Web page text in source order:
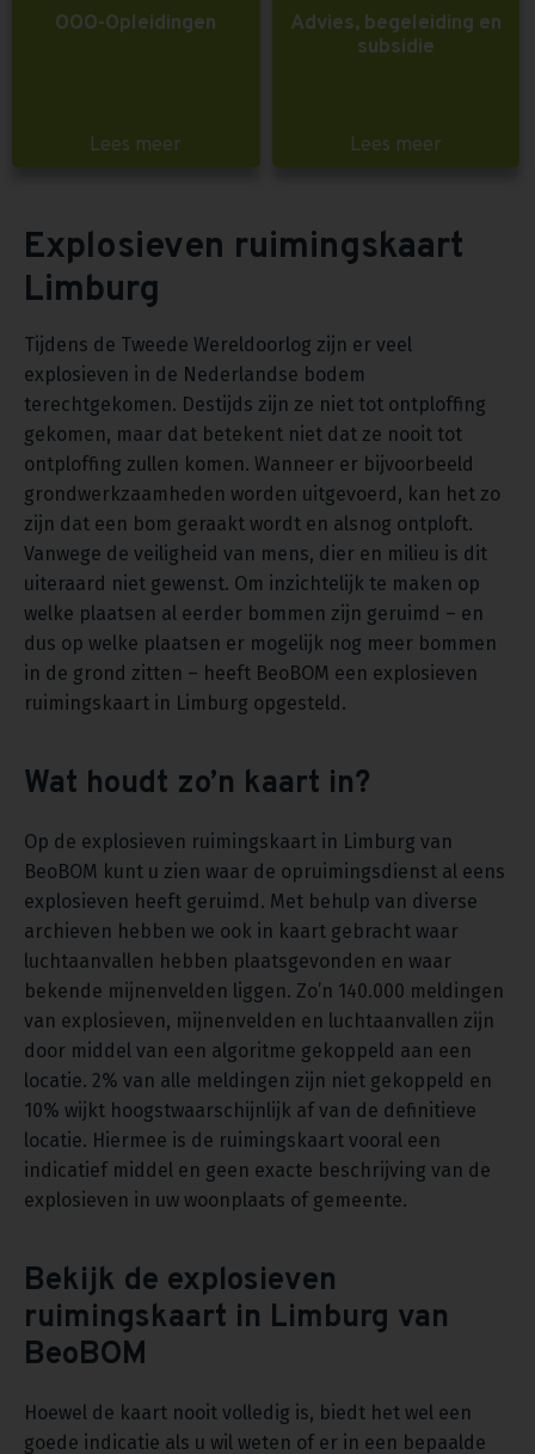
OOO-Opleidingen
Lees meer
Advies, begeleiding en
subsidie
Lees meer
Explosieven ruimingskaart
Limburg
Tijdens de Tweede Wereldoorlog zijn er veel
explosieven in de Nederlandse bodem
terechtgekomen. Destijds zijn ze niet tot ontploffing
gekomen, maar dat betekent niet dat ze nooit tot
ontploffing zullen komen. Wanneer er bijvoorbeeld
grondwerkzaamheden worden uitgevoerd, kan het zo
zijn dat een bom geraakt wordt en alsnog ontploft.
Vanwege de veiligheid van mens, dier en milieu is dit
uiteraard niet gewenst. Om inzichtelijk te maken op
welke plaatsen al eerder bommen zijn geruimd – en
dus op welke plaatsen er mogelijk nog meer bommen
in de grond zitten – heeft BeoBOM een explosieven
ruimingskaart in Limburg opgesteld.
Wat houdt zo’n kaart in?
Op de explosieven ruimingskaart in Limburg van
BeoBOM kunt u zien waar de opruimingsdienst al eens
explosieven heeft geruimd. Met behulp van diverse
archieven hebben we ook in kaart gebracht waar
luchtaanvallen hebben plaatsgevonden en waar
bekende mijnenvelden liggen. Zo’n 140.000 meldingen
van explosieven, mijnenvelden en luchtaanvallen zijn
door middel van een algoritme gekoppeld aan een
locatie. 2% van alle meldingen zijn niet gekoppeld en
10% wijkt hoogstwaarschijnlijk af van de definitieve
locatie. Hiermee is de ruimingskaart vooral een
indicatief middel en geen exacte beschrijving van de
explosieven in uw woonplaats of gemeente.
Bekijk de explosieven
ruimingskaart in Limburg van
BeoBOM
Hoewel de kaart nooit volledig is, biedt het wel een
goede indicatie als u wil weten of er in een bepaalde